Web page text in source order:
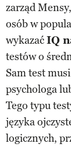
zarząd
osób w
wykazaćIQ
testów o
Sam test
psychologa
Tego typu
języka
logicznych,